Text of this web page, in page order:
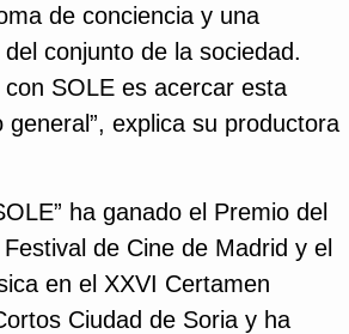
de conciencia y una
conjunto de la sociedad.
SOLE es acercar esta
general”, explica su productora
ha ganado el Premio del
de Cine de Madrid y el
en el XXVI Certamen
Ciudad de Soria y ha